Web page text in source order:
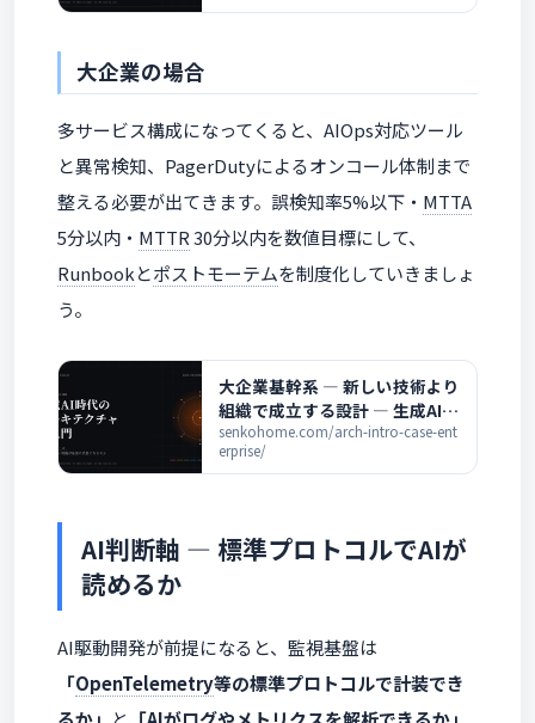
大企業の場合
多サービス構成になってくると、AIOps対応ツール
と異常検知、PagerDutyによるオンコール体制まで
整える必要が出てきます。誤検知率5%以下・ MTTA
5分以内・ MTTR30分以内を数値目標にして、
Runbookとポストモーテムを制度化していきましょ
う。
大企業基幹系 ― 新しい技術より
組織で成立する設計 ― 生成AI時
代のアーキテクチャ超入門
senkohome.com/arch-intro-case-ent
erprise/
AI判断軸 ― 標準プロトコルでAIが
読めるか
AI駆動開発が前提になると、監視基盤は
「OpenTelemetry等の標準プロトコルで計装でき